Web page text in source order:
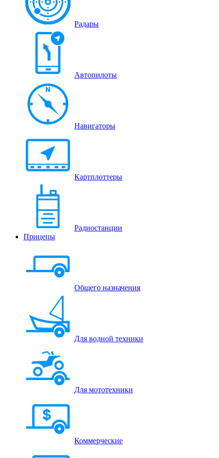
Радары
Автопилоты
Навигаторы
Картплоттеры
Радиостанции
Прицепы
Общего назначения
Для водной техники
Для мототехники
Коммерческие